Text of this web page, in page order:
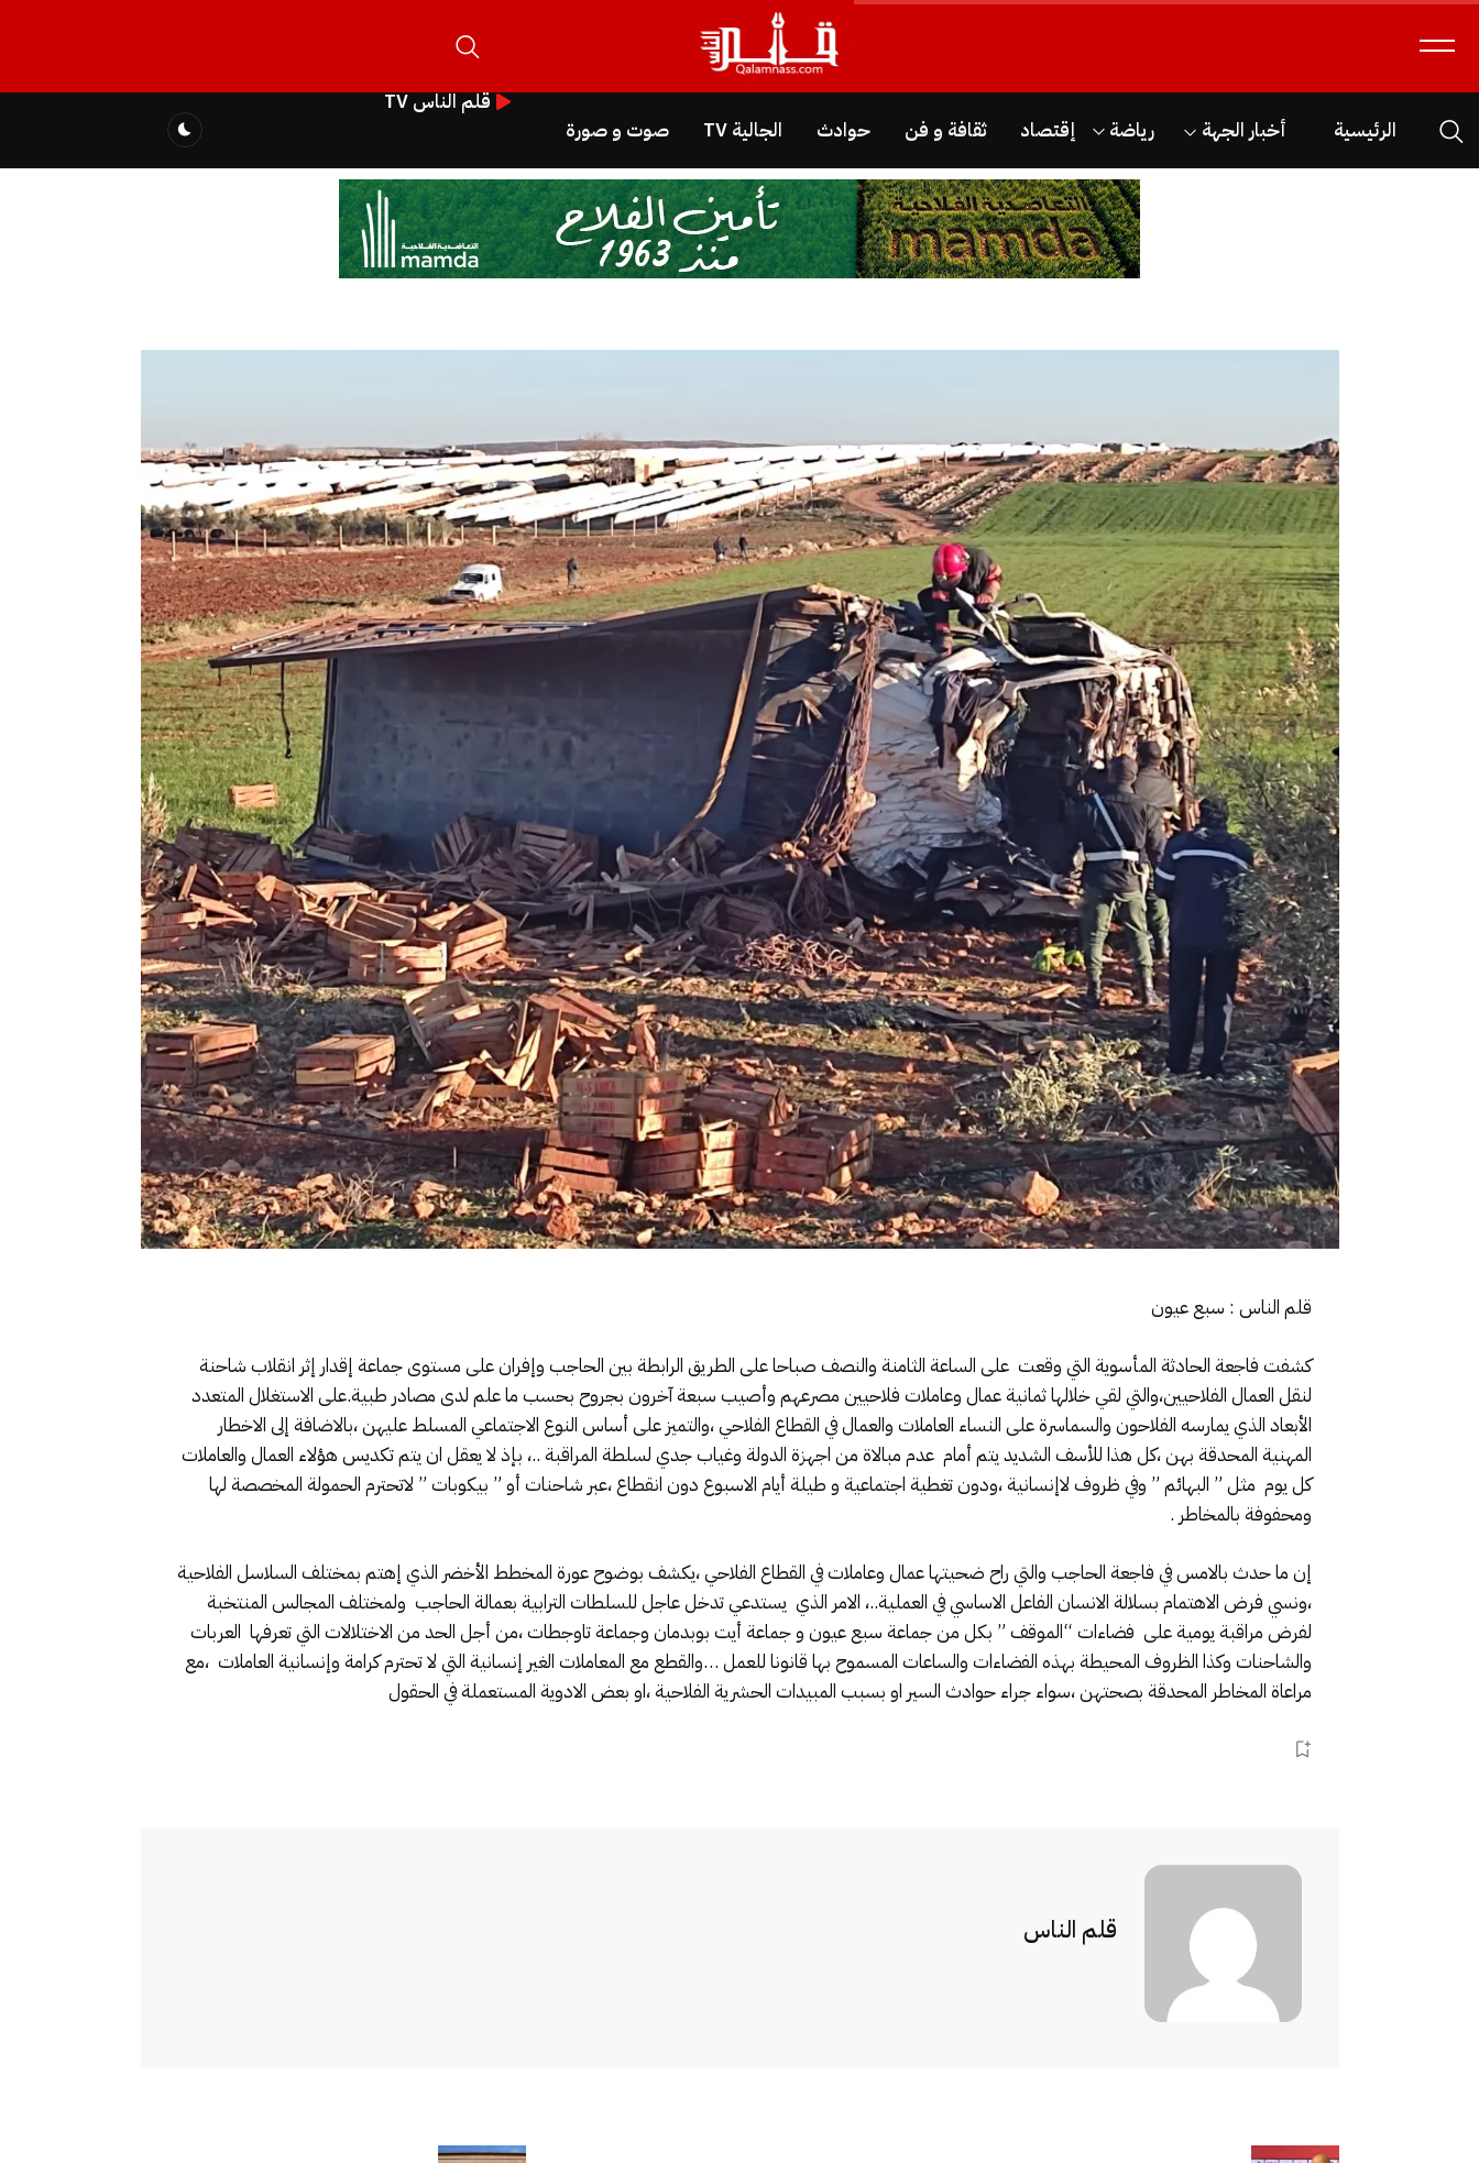
الرئيسية أخبار الجهة رياضة إقتصاد ثقافة و فن حوادث الجالية TV صوت و صورة
قلم الناس TV
قلم الناس : سبع عيون
كشفت فاجعة الحادثة المأسوية التي وقعت على الساعة الثامنة والنصف صباحا على الطريق الرابطة بين الحاجب وإفران على مستوى جماعة إقدار إثر انقلاب شاحنة
لنقل العمال الفلاحيين،والتي لقي خلالها ثمانية عمال وعاملات فلاحيين مصرعهم وأصيب سبعة آخرون بجروح بحسب ما علم لدى مصادر طبية.على الاستغلال المتعدد
الأبعاد الذي يمارسه الفلاحون والسماسرة على النساء العاملات والعمال في القطاع الفلاحي ،والتميز على أساس النوع الاجتماعي المسلط عليهن ،بالاضافة إلى الاخطار
المهنية المحدقة بهن ،كل هذا للأسف الشديد يتم أمام عدم مبالاة من اجهزة الدولة وغياب جدي لسلطة المراقبة ..، بإذ لا يعقل ان يتم تكديس هؤلاء العمال والعاملات
كل يوم مثل ” البهائم ” وفي ظروف لاإنسانية ،ودون تغطية اجتماعية و طيلة أيام الاسبوع دون انقطاع ،عبر شاحنات أو ” بيكوبات ” لاتحترم الحمولة المخصصة لها
ومحفوفة بالمخاطر .
إن ما حدث بالامس في فاجعة الحاجب والتي راح ضحيتها عمال وعاملات في القطاع الفلاحي ،يكشف بوضوح عورة المخطط الأخضر الذي إهتم بمختلف السلاسل الفلاحية
،ونسي فرض الاهتمام بسلالة الانسان الفاعل الاساسي في العملية..، الامر الذي يستدعي تدخل عاجل للسلطات الترابية بعمالة الحاجب ولمختلف المجالس المنتخبة
لفرض مراقبة يومية على فضاءات “الموقف ” بكل من جماعة سبع عيون و جماعة أيت بوبدمان وجماعة تاوجطات ،من أجل الحد من الاختلالات التي تعرفها العربات
والشاحنات وكذا الظروف المحيطة بهذه الفضاءات والساعات المسموح بها قانونا للعمل …والقطع مع المعاملات الغير إنسانية التي لا تحترم كرامة وإنسانية العاملات ،مع
مراعاة المخاطر المحدقة بصحتهن ،سواء جراء حوادث السير او بسبب المبيدات الحشرية الفلاحية ،او بعض الادوية المستعملة في الحقول
قلم الناس